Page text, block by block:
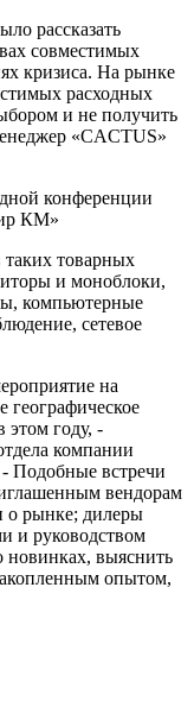
рассказать
совместимых
кризиса. На рынке
расходных
и не получить
«CACTUS»
товарных
и моноблоки,
компьютерные
сетевое
на
географическое
этом году, -
компании
встречи
вендорам
о рынке; дилеры
и руководством
выяснить
опытом,